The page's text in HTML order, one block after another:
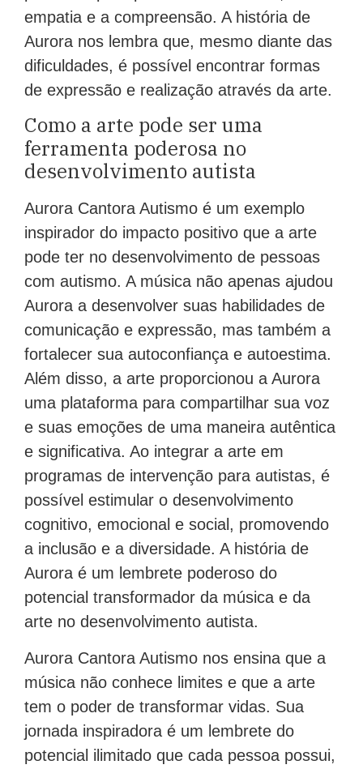
empatia e a compreensão. A história de
Aurora nos lembra que, mesmo diante das
dificuldades, é possível encontrar formas
de expressão e realização através da arte.
Como a arte pode ser uma
ferramenta poderosa no
desenvolvimento autista
Aurora Cantora Autismo é um exemplo
inspirador do impacto positivo que a arte
pode ter no desenvolvimento de pessoas
com autismo. A música não apenas ajudou
Aurora a desenvolver suas habilidades de
comunicação e expressão, mas também a
fortalecer sua autoconfiança e autoestima.
Além disso, a arte proporcionou a Aurora
uma plataforma para compartilhar sua voz
e suas emoções de uma maneira autêntica
e significativa. Ao integrar a arte em
programas de intervenção para autistas, é
possível estimular o desenvolvimento
cognitivo, emocional e social, promovendo
a inclusão e a diversidade. A história de
Aurora é um lembrete poderoso do
potencial transformador da música e da
arte no desenvolvimento autista.
Aurora Cantora Autismo nos ensina que a
música não conhece limites e que a arte
tem o poder de transformar vidas. Sua
jornada inspiradora é um lembrete do
potencial ilimitado que cada pessoa possui,